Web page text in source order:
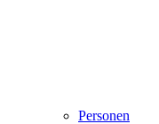
Personen